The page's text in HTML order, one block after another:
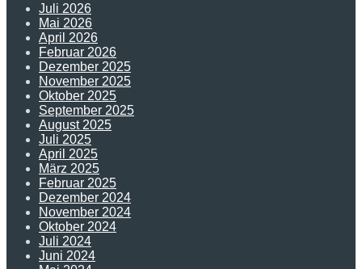
Juli 2026
Mai 2026
April 2026
Februar 2026
Dezember 2025
November 2025
Oktober 2025
September 2025
August 2025
Juli 2025
April 2025
März 2025
Februar 2025
Dezember 2024
November 2024
Oktober 2024
Juli 2024
Juni 2024